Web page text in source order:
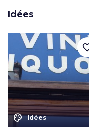
Idées
color_lens Idées